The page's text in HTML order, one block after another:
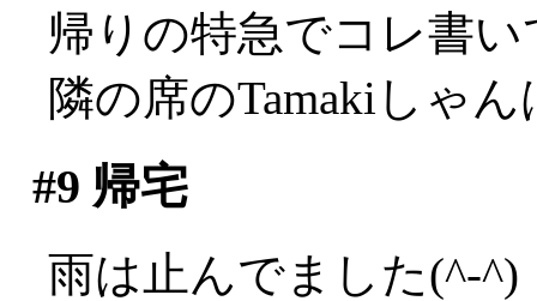
帰りの特急でコレ書
隣の席のTamakiしゃ
#9 帰宅
雨は止んでました(^-^)